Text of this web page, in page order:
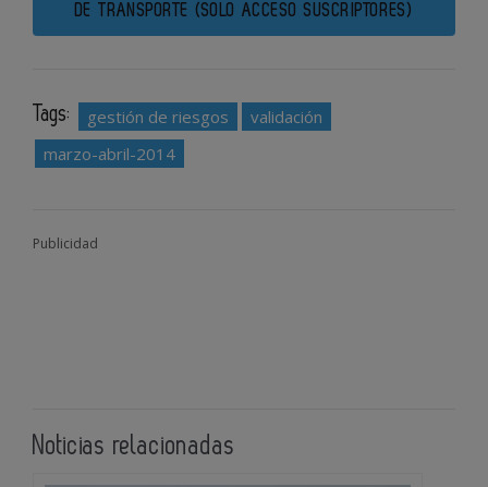
DE TRANSPORTE (SOLO ACCESO SUSCRIPTORES)
Tags: gestión de riesgos
validación
marzo-abril-2014
Publicidad
Noticias relacionadas